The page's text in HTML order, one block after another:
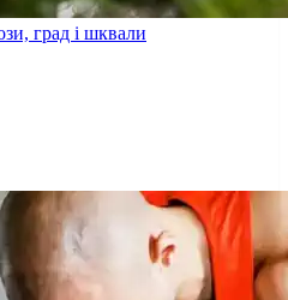
град і шквали